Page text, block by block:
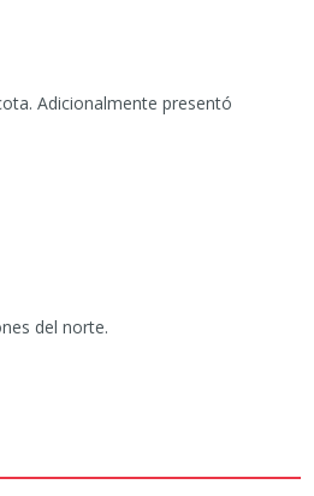
Adicionalmente presentó
del norte.